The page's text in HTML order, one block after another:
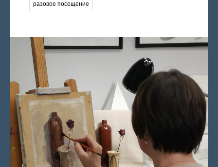
разовое посещение